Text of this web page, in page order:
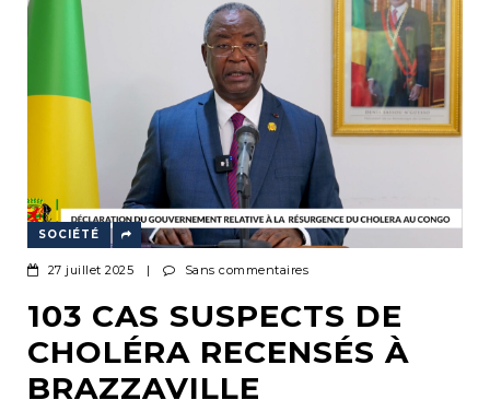
SOCIÉTÉ
27 juillet 2025 | Sans commentaires
103 CAS SUSPECTS DE
CHOLÉRA RECENSÉS À
BRAZZAVILLE